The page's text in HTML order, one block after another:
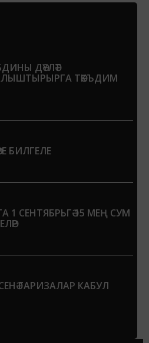
ДӘҮЛӘТ
ТӘКЪДИМ
БИЛГЕЛЕ
1 СЕНТЯБРЬГӘ 15 МЕҢ СУМ
ГАРИЗАЛАР КАБУЛ